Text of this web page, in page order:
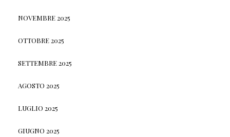
NOVEMBRE 2025
OTTOBRE 2025
SETTEMBRE 2025
AGOSTO 2025
LUGLIO 2025
GIUGNO 2025